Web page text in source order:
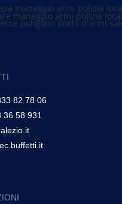
82 78 06
36 58 931